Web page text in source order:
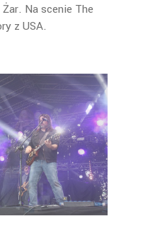
Na scenie The
z USA.